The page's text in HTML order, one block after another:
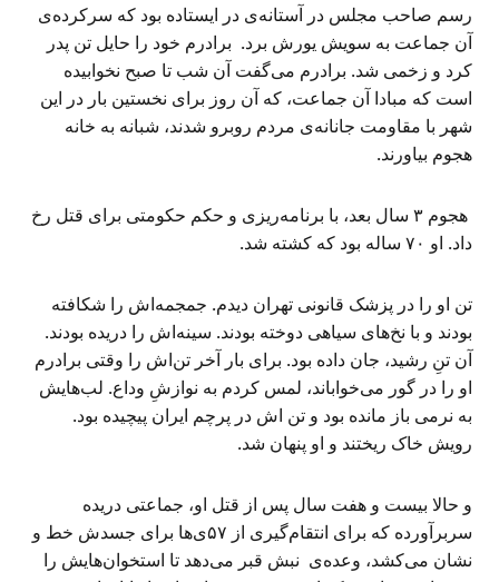
رسم صاحب مجلس در آستانه‌ی در ایستاده بود که سرکرده‌ی
آن جماعت به سویش یورش برد. برادرم خود را حايل تن پدر
کرد و زخمی شد. برادرم می‌گفت آن شب تا صبح نخوابیده
است که مبادا آن جماعت، که آن روز برای نخستین بار در این
شهر با مقاومت جانانه‌ی مردم روبرو شدند، شبانه به خانه
هجوم بیاورند.
هجوم ۳ سال بعد، با برنامه‌ریزی و حکم حکومتی برای قتل رخ
داد. او ۷۰ ساله بود که کشته شد.
تن او را در پزشک قانونی تهران دیدم. جمجمه‌اش را شکافته
بودند و با نخ‌های سیاهی دوخته بودند. سینه‌اش را دریده بودند.
آن تنِ رشید، جان داده بود. برای بار آخر تن‌اش را وقتی برادرم
او را در گور می‌خواباند، لمس کردم به نوازشِ وداع. لب‌هایش
به نرمی باز مانده بود و تن اش در پرچم ایران پیچیده بود.
رویش خاک ریختند و او پنهان شد.
و حالا بیست و هفت سال پس از قتل او، جماعتی دریده
سربرآورده که برای انتقام‌گیری از ۵۷ی‌ها برای جسدش خط و
نشان می‌کشد، وعده‌ی نبش قبر می‌دهد تا استخوان‌هایش را